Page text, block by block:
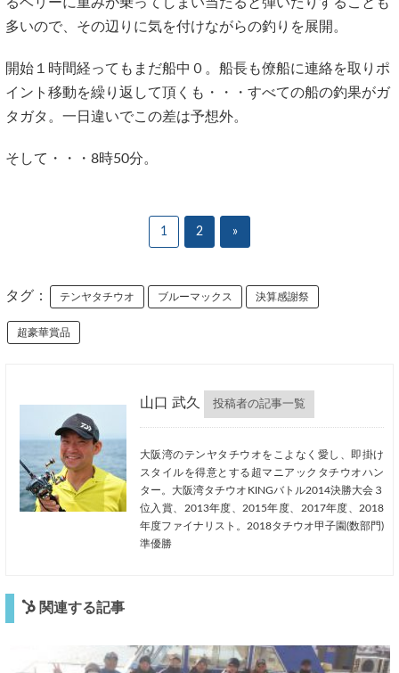
多いので、その辺りに気を付けながらの釣りを展開。
開始１時間経ってもまだ船中０。船長も僚船に連絡を取りポ
イント移動を繰り返して頂くも・・・すべての船の釣果がガ
タガタ。一日違いでこの差は予想外。
そして・・・8時50分。
1 2 »
タグ： テンヤタチウオ ブルーマックス 決算感謝祭
超豪華賞品
山口 武久 投稿者の記事一覧
大阪湾のテンヤタチウオをこよなく愛し、即掛け
スタイルを得意とする超マニアックタチウオハン
ター。大阪湾タチウオKINGバトル2014決勝大会３
位入賞、2013年度、2015年度、2017年度、2018
年度ファイナリスト。2018タチウオ甲子園(数部門)
準優勝
関連する記事